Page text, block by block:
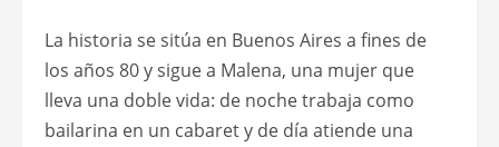
La historia se sitúa en Buenos Aires a fines de
los años 80 y sigue a Malena, una mujer que
lleva una doble vida: de noche trabaja como
bailarina en un cabaret y de día atiende una